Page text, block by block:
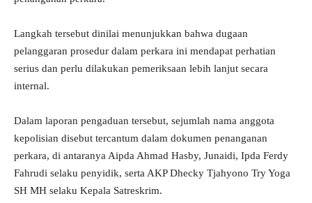
Langkah tersebut dinilai menunjukkan bahwa dugaan
pelanggaran prosedur dalam perkara ini mendapat perhatian
serius dan perlu dilakukan pemeriksaan lebih lanjut secara
internal.
Dalam laporan pengaduan tersebut, sejumlah nama anggota
kepolisian disebut tercantum dalam dokumen penanganan
perkara, di antaranya Aipda Ahmad Hasby, Junaidi, Ipda Ferdy
Fahrudi selaku penyidik, serta AKP Dhecky Tjahyono Try Yoga
SH MH selaku Kepala Satreskrim.